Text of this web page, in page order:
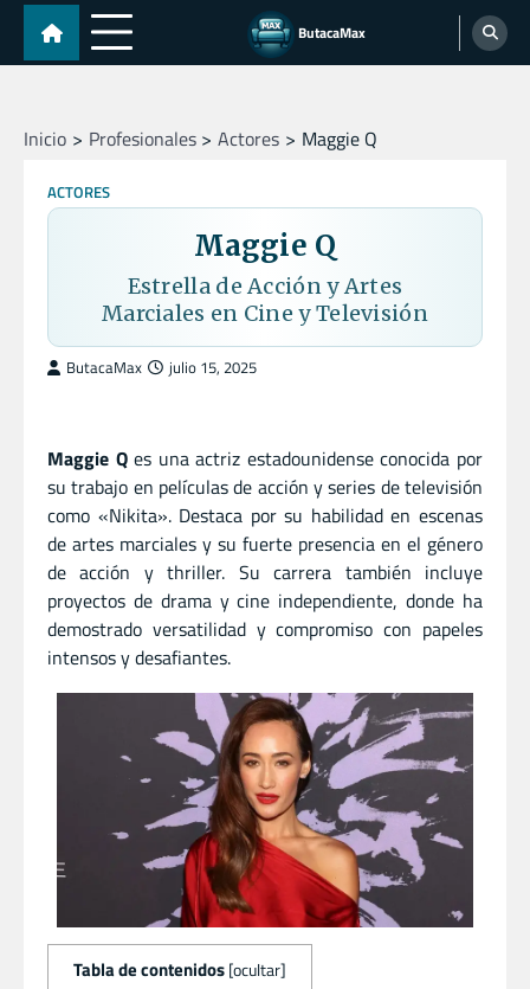
Skip
content
ButacaMax
Inicio Profesionales Actores Maggie Q
ACTORES
Maggie Q
Estrella de Acción y Artes
Marciales en Cine y Televisión
ButacaMax julio 15, 2025
Maggie Qes una actriz estadounidense conocida por
su trabajo en películas de acción y series de televisión
como «Nikita». Destaca por su habilidad en escenas
de artes marciales y su fuerte presencia en el género
de acción y thriller. Su carrera también incluye
proyectos de drama y cine independiente, donde ha
demostrado versatilidad y compromiso con papeles
intensos y desafiantes.
Tabla de contenidos [ocultar]